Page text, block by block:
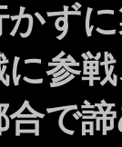
ず
参
で